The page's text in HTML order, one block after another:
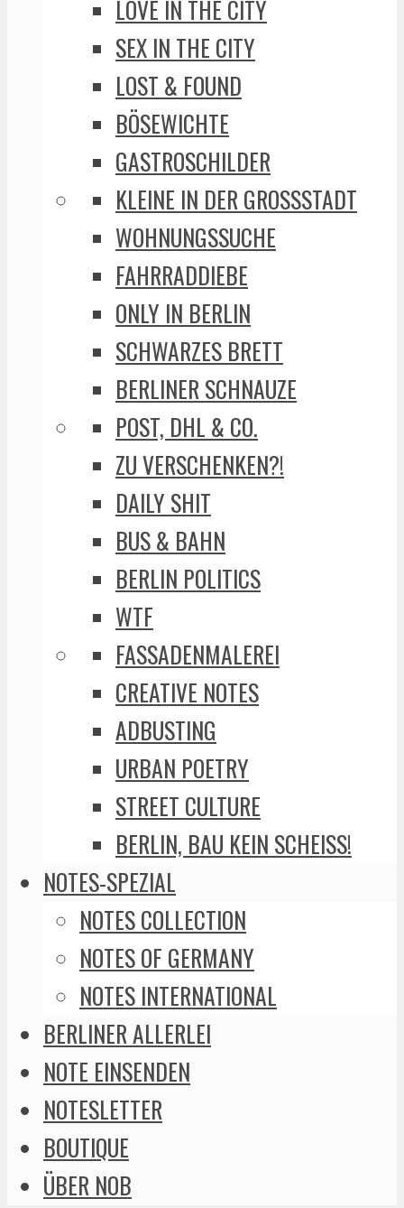
LOVE IN THE CITY
SEX IN THE CITY
LOST & FOUND
BÖSEWICHTE
GASTROSCHILDER
KLEINE IN DER GROSSSTADT
WOHNUNGSSUCHE
FAHRRADDIEBE
ONLY IN BERLIN
SCHWARZES BRETT
BERLINER SCHNAUZE
POST, DHL & CO.
ZU VERSCHENKEN?!
DAILY SHIT
BUS & BAHN
BERLIN POLITICS
WTF
FASSADENMALEREI
CREATIVE NOTES
ADBUSTING
URBAN POETRY
STREET CULTURE
BERLIN, BAU KEIN SCHEISS!
NOTES-SPEZIAL
NOTES COLLECTION
NOTES OF GERMANY
NOTES INTERNATIONAL
BERLINER ALLERLEI
NOTE EINSENDEN
NOTESLETTER
BOUTIQUE
ÜBER NOB